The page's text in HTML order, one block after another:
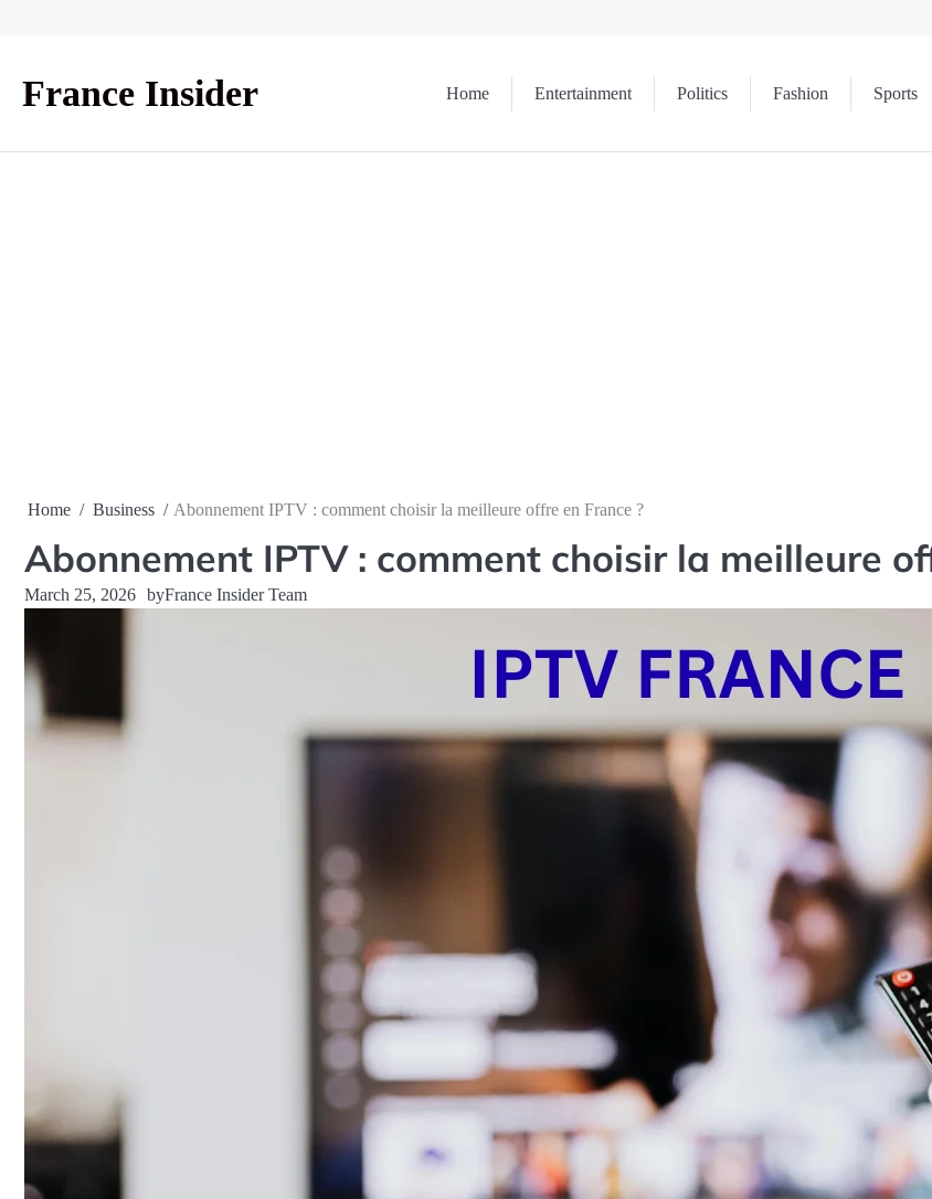
France Insider Home Entertainment Politics Fashion Sports
Home Business Abonnement IPTV : comment choisir la meilleure offre en France ?
Abonnement IPTV : comment choisir la meilleure
March 25, 2026 byFrance Insider Team